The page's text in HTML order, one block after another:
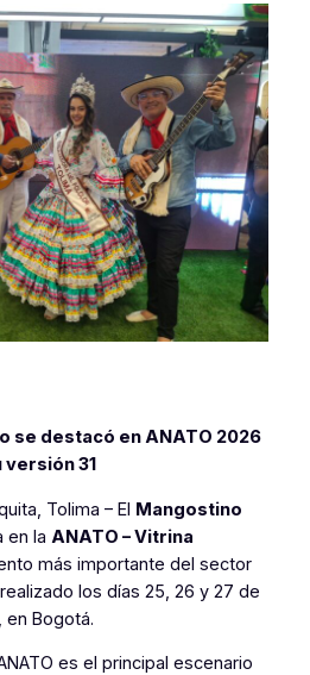
se destacó en ANATO 2026
31
Tolima – El Mangostino
en la ANATO – Vitrina
más importante del sector
los días 25, 26 y 27 de
, en Bogotá.
es el principal escenario